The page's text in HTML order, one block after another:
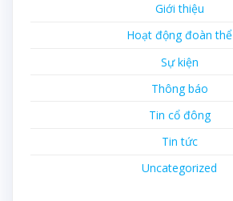
Giới thiệu
Hoạt động đoàn thể
Sự kiện
Thông báo
Tin cổ đông
Tin tức
Uncategorized